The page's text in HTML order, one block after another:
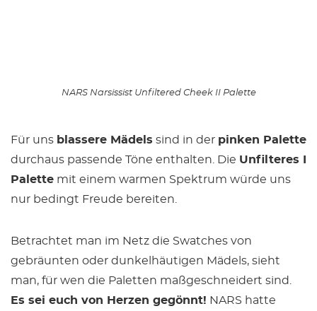
NARS Narsissist Unfiltered Cheek II Palette
Für uns blassere Mädels sind in der pinken Palette
durchaus passende Töne enthalten. Die Unfilteres I
Palette mit einem warmen Spektrum würde uns
nur bedingt Freude bereiten.
Betrachtet man im Netz die Swatches von
gebräunten oder dunkelhäutigen Mädels, sieht
man, für wen die Paletten maßgeschneidert sind.
Es sei euch von Herzen gegönnt! NARS hatte